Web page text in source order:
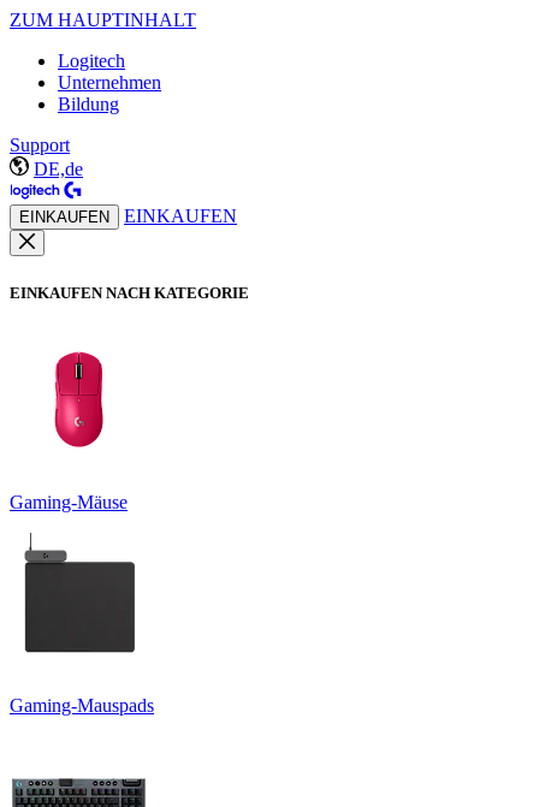
ZUM HAUPTINHALT
Logitech
Unternehmen
Bildung
Support
DE,de
EINKAUFEN EINKAUFEN
EINKAUFEN NACH KATEGORIE
Gaming-Mäuse
Gaming-Mauspads